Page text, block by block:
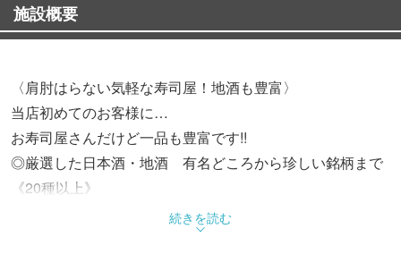
施設概要
〈肩肘はらない気軽な寿司屋！地酒も豊富〉
当店初めてのお客様に…
お寿司屋さんだけど一品も豊富です!!
◎厳選した日本酒・地酒 有名どころから珍しい銘柄まで
《20種以上》
◎寿司以外の一品も、その数なんと《70種以上》
◎お寿司屋だから当然だけど、おいしいお寿司《50種以
続きを読む